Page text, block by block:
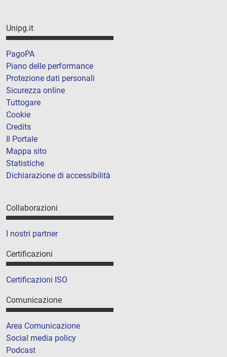
Unipg.it
PagoPA
Piano delle performance
Protezione dati personali
Sicurezza online
Tuttogare
Cookie
Credits
Il Portale
Mappa sito
Statistiche
Dichiarazione di accessibilità
Collaborazioni
I nostri partner
Certificazioni
Certificazioni ISO
Comunicazione
Area Comunicazione
Social media policy
Podcast